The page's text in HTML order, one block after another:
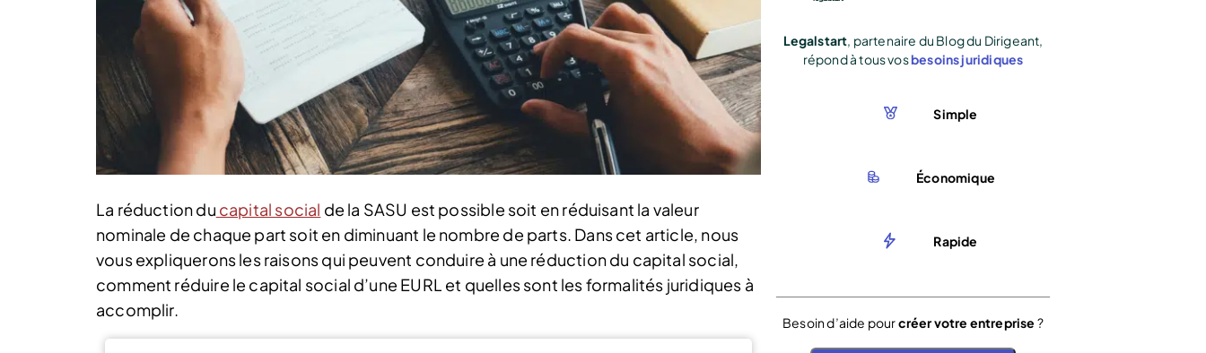
La réduction du capital social de la SASU est possible soit en réduisant la valeur
nominale de chaque part soit en diminuant le nombre de parts. Dans cet article, nous
vous expliquerons les raisons qui peuvent conduire à une réduction du capital social,
comment réduire le capital social d’une EURL et quelles sont les formalités juridiques à
accomplir.
Legalstart, partenaire du Blog du Dirigeant,
répond à tous vosbesoins juridiques
Simple
Économique
Rapide
Besoin d’aide pourcréer votre entreprise ?